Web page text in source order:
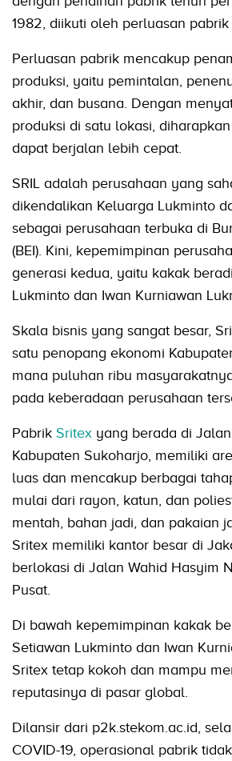
1982, diikuti oleh perluasan pabrik
Perluasan pabrik mencakup
produksi, yaitu pemintalan,
akhir, dan busana. Dengan
produksi di satu lokasi,
dapat berjalan lebih cepat.
SRIL adalah perusahaan yang
dikendalikan Keluarga Lukminto
sebagai perusahaan terbuka di
(BEI). Kini, kepemimpinan
generasi kedua, yaitu kakak
Lukminto dan Iwan Kurniawan
Skala bisnis yang sangat besar,
satu penopang ekonomi
mana puluhan ribu
pada keberadaan perusahaan
Pabrik Sritex yang berada di Jalan
Kabupaten Sukoharjo, memiliki
luas dan mencakup berbagai
mulai dari rayon, katun, dan
mentah, bahan jadi, dan pakaian
Sritex memiliki kantor besar di
berlokasi di Jalan Wahid Hasyim
Pusat.
Di bawah kepemimpinan kakak
Setiawan Lukminto dan Iwan
Sritex tetap kokoh dan mampu
reputasinya di pasar global.
Dilansir dari p2k.stekom.ac.id,
COVID-19, operasional pabrik